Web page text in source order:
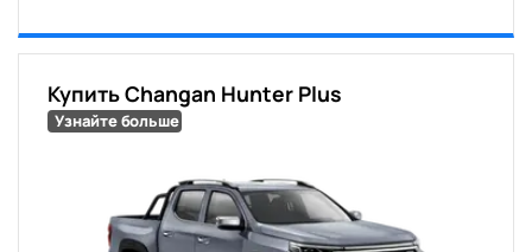
Купить Changan Hunter Plus
Узнайте больше